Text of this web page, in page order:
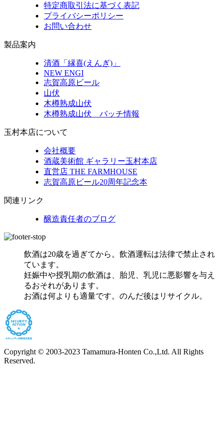
特定商取引法に基づく表記
プライバシーポリシー
お問い合わせ
製品案内
清酒「縁喜(えんぎ)」
NEW ENGI
志賀高原ビール
山伏
木樽熟成山伏
木樽熟成山伏 バッチ情報
玉村本店について
会社概要
酒蔵美術館 ギャラリー玉村本店
直営店 THE FARMHOUSE
志賀高原ビール20周年記念本
関連リンク
醸造責任者のブログ
飲酒は20歳を過ぎてから。飲酒運転は法律で禁止され
ています。
妊娠中や授乳期の飲酒は、胎児、乳児に悪影響を与え
るおそれがあります。
お酒は何よりも適量です。のんだ後はリサイクル。
Copyright © 2003-2023 Tamamura-Honten Co.,Ltd. All Rights
Reserved.